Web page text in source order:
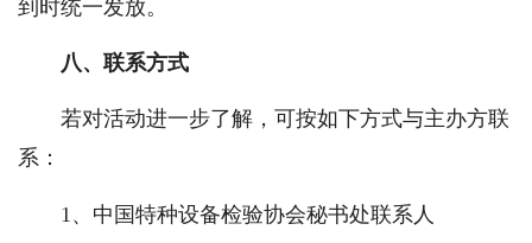
到时统一发放。
八、联系方式
若对活动进一步了解，可按如下方式与主办方联
系：
1、中国特种设备检验协会秘书处联系人